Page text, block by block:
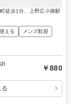
徒歩1分、上野広小路駅
える メンズ歓迎
￥880